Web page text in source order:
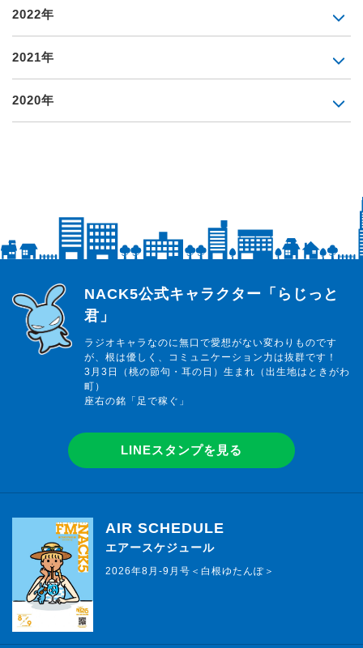
2022年
2021年
2020年
らじっと君
NACK5公式キャラクター「らじっと
君」
ラジオキャラなのに無口で愛想がない変わりものです
が、根は優しく、コミュニケーション力は抜群です！
3月3日（桃の節句・耳の日）生まれ（出生地はときがわ
町）
座右の銘「足で稼ぐ」
LINEスタンプを見る
AIR SCHEDULE
エアースケジュール
2026年8月-9月号＜白根ゆたんぽ＞